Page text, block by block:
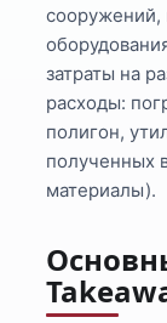
затраты на
расходы:
полигон,
полученных
материалы).